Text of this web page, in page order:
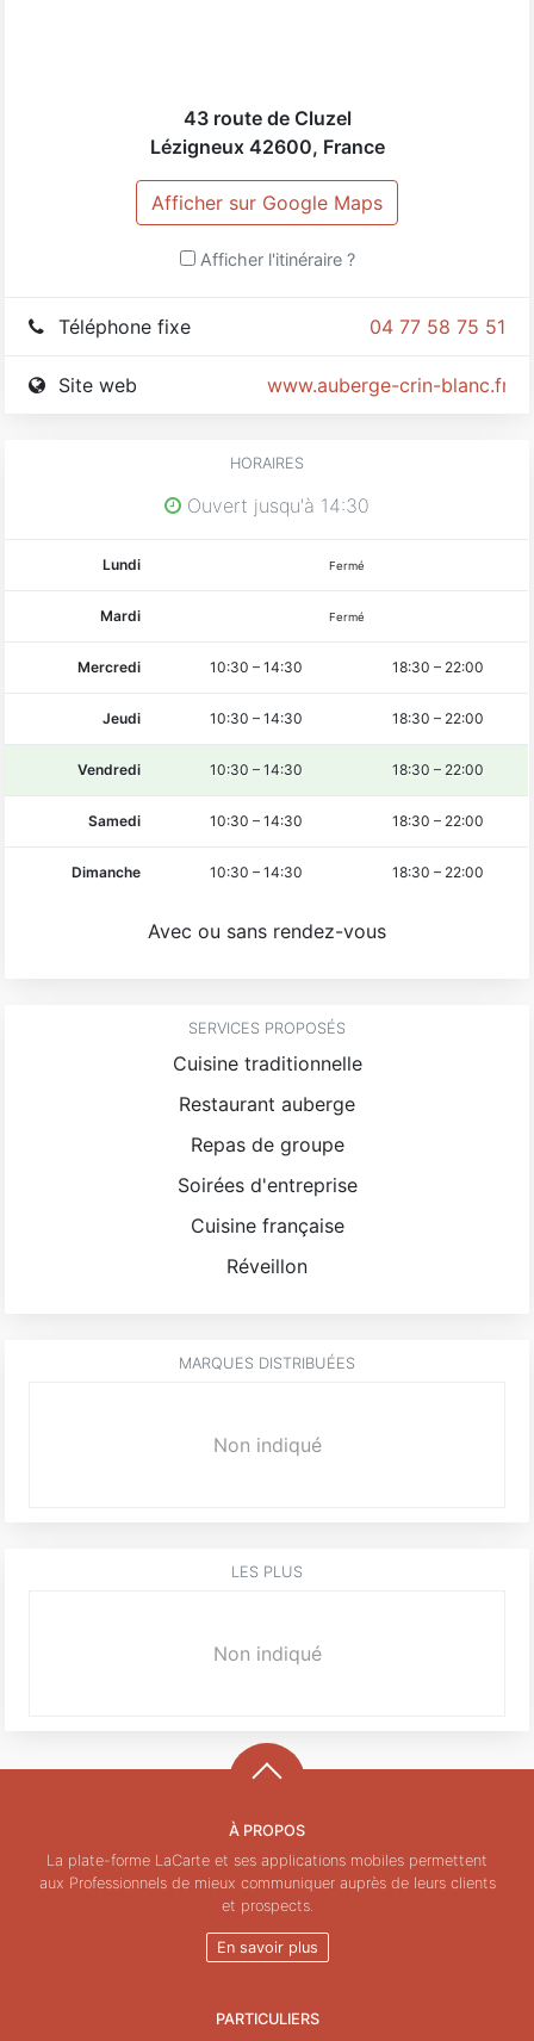
43 route de Cluzel
Lézigneux 42600, France
Afficher sur Google Maps
Afficher l'itinéraire ?
04 77 58 75 51
Téléphone fixe
www.auberge-crin-blanc.fr
Site web
HORAIRES
Ouvert jusqu'à 14:30
Lundi Fermé
Mardi Fermé
Mercredi 10:30 – 14:30 18:30 – 22:00
Jeudi 10:30 – 14:30 18:30 – 22:00
Vendredi 10:30 – 14:30 18:30 – 22:00
Samedi 10:30 – 14:30 18:30 – 22:00
Dimanche 10:30 – 14:30 18:30 – 22:00
Avec ou sans rendez-vous
SERVICES PROPOSÉS
Cuisine traditionnelle
Restaurant auberge
Repas de groupe
Soirées d'entreprise
Cuisine française
Réveillon
MARQUES DISTRIBUÉES
Non indiqué
LES PLUS
Non indiqué
À PROPOS
La plate-forme LaCarte et ses applications mobiles permettent
aux Professionnels de mieux communiquer auprès de leurs clients
et prospects.
En savoir plus
PARTICULIERS